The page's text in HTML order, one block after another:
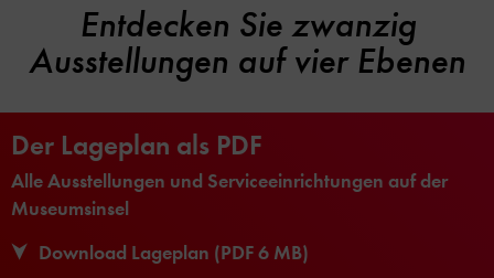
Entdecken Sie zwanzig
Ausstellungen auf vier Ebenen
Der Lageplan als PDF
Alle Ausstellungen und Serviceeinrichtungen auf der
Museumsinsel
Download Lageplan (PDF 6 MB)